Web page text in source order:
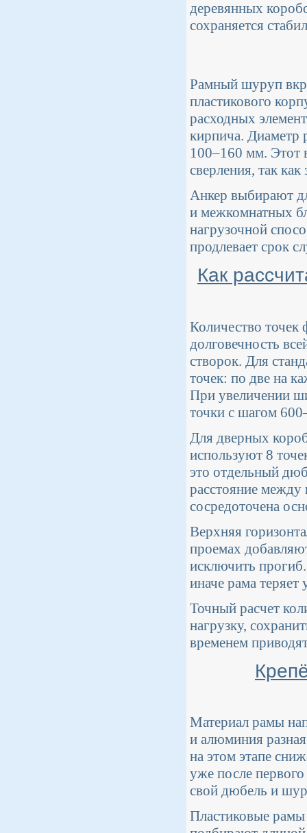
деревянных
сохраняется
Рамный шуруп
пластикового
расходных
кирпича. Диаметр
100–160 мм. Этот
сверления, так
Анкер выбирают
и межкомнатных
нагрузочной
продлевает срок
Как
Количество точек
долговечность
створок. Для
точек: по две на
При увеличении
точки с шагом
Для дверных
используют 8
это отдельный
расстояние
сосредоточена
Верхняя
проемах
исключить
иначе рама
Точный расчет
нагрузку,
временем
Материал рамы
и алюминия
на этом этапе
уже после
свой дюбель и
Пластиковые